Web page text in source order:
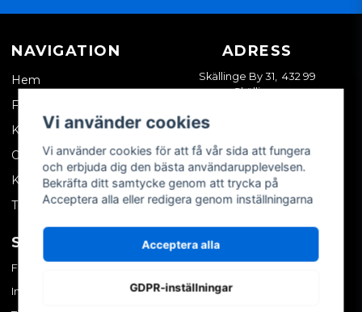
NAVIGATION
Hem
Företagskund
Kontakta oss
Om oss
Köpvillkor
Tips & trix
ADRESS
Skällinge By 31, 432 99
Skällinge
SOCIALA MEDIER
Facebook
Instagram
MITT KONTO
Skapa konto
Vi använder cookies
Vi använder cookies för att få vår sida att fungera
och erbjuda dig den bästa användarupplevelsen.
Bekräfta ditt samtycke genom att trycka på
Acceptera alla eller redigera genom inställningarna
Acceptera alla
GDPR-inställningar